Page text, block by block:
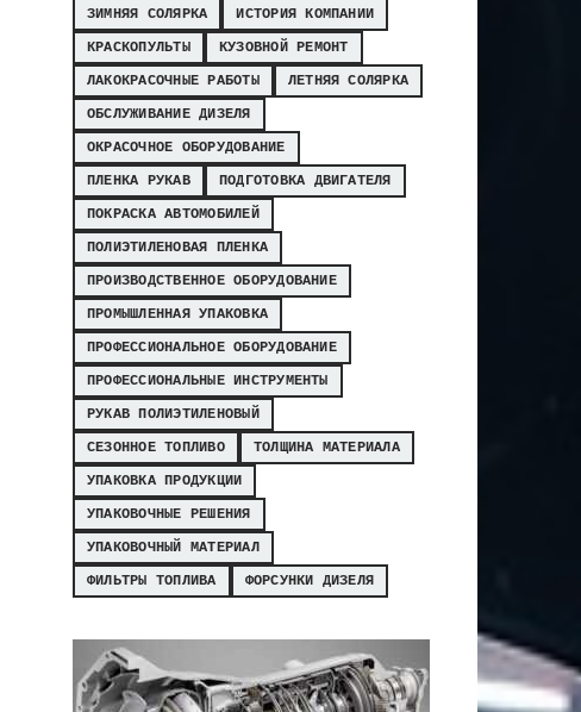
ЗИМНЯЯ СОЛЯРКА
ИСТОРИЯ КОМПАНИИ
КРАСКОПУЛЬТЫ
КУЗОВНОЙ РЕМОНТ
ЛАКОКРАСОЧНЫЕ РАБОТЫ
ЛЕТНЯЯ СОЛЯРКА
ОБСЛУЖИВАНИЕ ДИЗЕЛЯ
ОКРАСОЧНОЕ ОБОРУДОВАНИЕ
ПЛЕНКА РУКАВ
ПОДГОТОВКА ДВИГАТЕЛЯ
ПОКРАСКА АВТОМОБИЛЕЙ
ПОЛИЭТИЛЕНОВАЯ ПЛЕНКА
ПРОИЗВОДСТВЕННОЕ ОБОРУДОВАНИЕ
ПРОМЫШЛЕННАЯ УПАКОВКА
ПРОФЕССИОНАЛЬНОЕ ОБОРУДОВАНИЕ
ПРОФЕССИОНАЛЬНЫЕ ИНСТРУМЕНТЫ
РУКАВ ПОЛИЭТИЛЕНОВЫЙ
СЕЗОННОЕ ТОПЛИВО
ТОЛЩИНА МАТЕРИАЛА
УПАКОВКА ПРОДУКЦИИ
УПАКОВОЧНЫЕ РЕШЕНИЯ
УПАКОВОЧНЫЙ МАТЕРИАЛ
ФИЛЬТРЫ ТОПЛИВА
ФОРСУНКИ ДИЗЕЛЯ